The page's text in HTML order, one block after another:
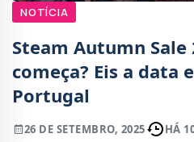
NOTÍCIA
Steam Autumn Sale
começa? Eis a data
Portugal
26 DE SETEMBRO, 2025 HÁ